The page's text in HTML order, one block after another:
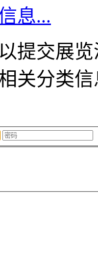
息...
提交展
关分类